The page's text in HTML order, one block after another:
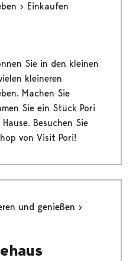
Einkaufen
Sie in den kleinen
kleineren
Machen Sie
Sie ein Stück Pori
Besuchen Sie
von Visit Pori!
und genießen